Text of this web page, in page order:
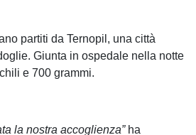
partiti da Ternopil, una città
Giunta in ospedale nella notte
e 700 grammi.
la nostra accoglienza”ha